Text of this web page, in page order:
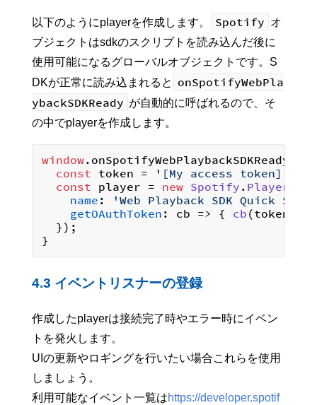
以下のようにplayerを作成します。 Spotify オ
ブジェクトはsdkのスクリプトを読み込んだ後に
使用可能になるグローバルオブジェクトです。S
DKが正常に読み込まれると
onSpotifyWebPla
ybackSDKReady が自動的に呼ばれるので、そ
の中でplayerを作成します。
window. onSpotifyWebPlaybackSDKReady
const token = '[My access token]'
const player = new Spotify . Player
name :
'Web Playback SDK Quick
getOAuthToken : cb => { cb (token);
  });
4.3 イベントリスナーの登録
作成したplayerは接続完了時やエラー時にイベン
トを発火します。
UIの更新やロギングを行いたい場合これらを使用
しましょう。
利用可能なイベント一覧はhttps://developer.spotif